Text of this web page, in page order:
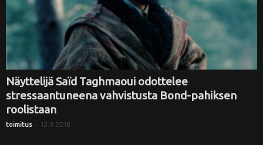
Näyttelijä Saïd Taghmaoui odottelee
stressaantuneena vahvistusta Bond-pahiksen
roolistaan
toimitus - 12.9.2018